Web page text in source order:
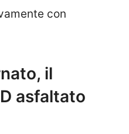
con
il
asfaltato